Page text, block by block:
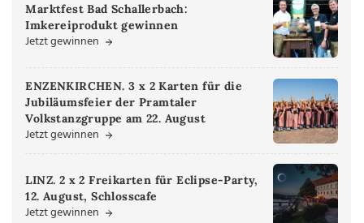
Marktfest Bad Schallerbach:
Imkereiprodukt gewinnen
Jetzt gewinnen
ENZENKIRCHEN. 3 x 2 Karten für die
Jubiläumsfeier der Pramtaler
Volkstanzgruppe am 22. August
Jetzt gewinnen
LINZ. 2 x 2 Freikarten für Eclipse-Party,
12. August, Schlosscafe
Jetzt gewinnen